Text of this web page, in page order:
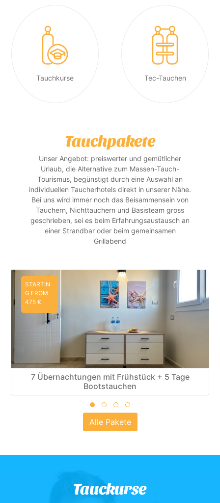
Tauchkurse Tec-Tauchen
Tauchpakete
Unser Angebot: preiswerter und gemütlicher
Urlaub, die Alternative zum Massen-Tauch-
Tourismus, begünstigt durch eine Auswahl an
individuellen Taucherhotels direkt in unserer Nähe.
Bei uns wird immer noch das Beisammensein von
Tauchern, Nichttauchern und Basisteam gross
geschrieben, sei es beim Erfahrungsaustausch an
einer Strandbar oder beim gemeinsamen
Grillabend
STARTIN
G FROM
630 €
7 Übernachtungen + 5 Tage Bootstauchen
Alle Pakete
Tauckurse